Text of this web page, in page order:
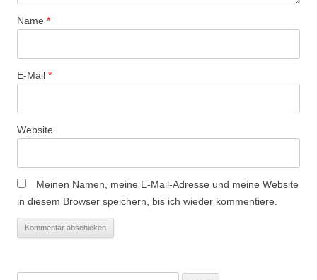
i
n
Name *
E-Mail *
Website
Meinen Namen, meine E-Mail-Adresse und meine Website
in diesem Browser speichern, bis ich wieder kommentiere.